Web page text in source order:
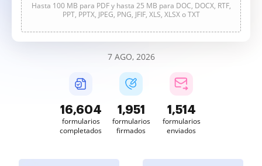
Hasta 100 MB para PDF y hasta 25 MB para DOC, DOCX, RTF,
PPT, PPTX, JPEG, PNG, JFIF, XLS, XLSX o TXT
7 AGO, 2026
16,604
formularios
completados
1,951
formularios
firmados
1,514
formularios
enviados